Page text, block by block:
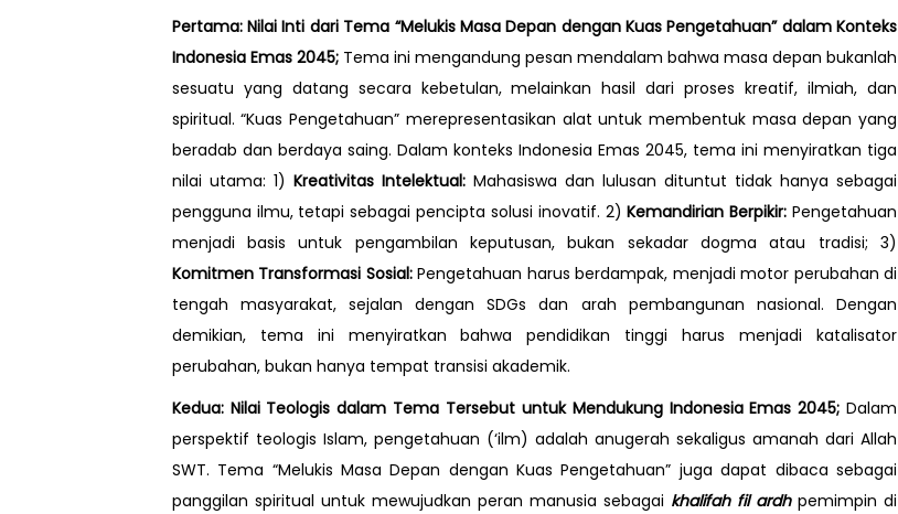
Pertama:Nilai Inti dari Tema “Melukis Masa Depan dengan Kuas Pengetahuan” dalam Konteks
Indonesia Emas 2045; Tema ini mengandung pesan mendalam bahwa masa depan bukanlah
sesuatu yang datang secara kebetulan, melainkan hasil dari proses kreatif, ilmiah, dan
spiritual. “Kuas Pengetahuan” merepresentasikan alat untuk membentuk masa depan yang
beradab dan berdaya saing. Dalam konteks Indonesia Emas 2045, tema ini menyiratkan tiga
nilai utama: 1) Kreativitas Intelektual:Mahasiswa dan lulusan dituntut tidak hanya sebagai
pengguna ilmu, tetapi sebagai pencipta solusi inovatif. 2)Kemandirian Berpikir: Pengetahuan
menjadi basis untuk pengambilan keputusan, bukan sekadar dogma atau tradisi; 3)
Komitmen Transformasi Sosial:Pengetahuan harus berdampak, menjadi motor perubahan di
tengah masyarakat, sejalan dengan SDGs dan arah pembangunan nasional. Dengan
demikian, tema ini menyiratkan bahwa pendidikan tinggi harus menjadi katalisator
perubahan, bukan hanya tempat transisi akademik.
Kedua: Nilai Teologis dalam Tema Tersebut untuk Mendukung Indonesia Emas 2045;Dalam
perspektif teologis Islam, pengetahuan (‘ilm) adalah anugerah sekaligus amanah dari Allah
SWT. Tema “Melukis Masa Depan dengan Kuas Pengetahuan” juga dapat dibaca sebagai
panggilan spiritual untuk mewujudkan peran manusia sebagai khalifah fil ardhpemimpin di